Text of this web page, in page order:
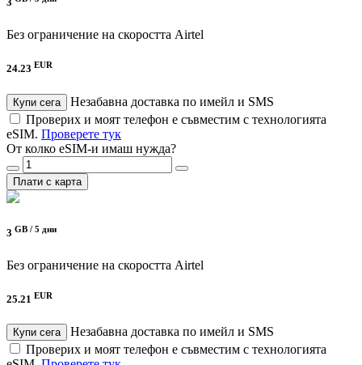
3
Без ограничение на скоростта Airtel
24.23 EUR
Купи сега
Незабавна доставка по имейл и SMS
Проверих и моят телефон е съвместим с технологията
eSIM. Проверете тук
От колко eSIM-и имаш нужда?
Плати с карта
3 GB / 5 дни
Без ограничение на скоростта Airtel
25.21 EUR
Купи сега
Незабавна доставка по имейл и SMS
Проверих и моят телефон е съвместим с технологията